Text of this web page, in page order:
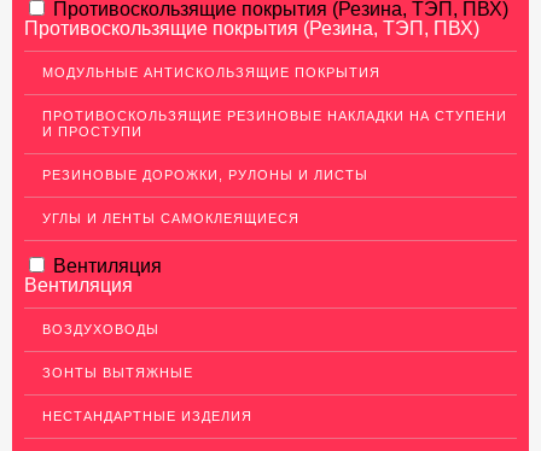
АЛЮМИНИЕВЫЙ ПРОКАТ
НЕРЖАВЕЮЩАЯ СТАЛЬ
МЕДНЫЙ ПРОКАТ
Медный лист (листовая медь)
Медная панель
Медный (круг) пруток
Шины медные
Крепеж из меди
Медные трубы
Противоскользящие покрытия (Резина, ТЭП, ПВХ)
Противоскользящие покрытия (Резина, ТЭП, ПВХ)
МОДУЛЬНЫЕ АНТИСКОЛЬЗЯЩИЕ ПОКРЫТИЯ
ПРОТИВОСКОЛЬЗЯЩИЕ РЕЗИНОВЫЕ НАКЛАДКИ НА СТУПЕНИ
И ПРОСТУПИ
РЕЗИНОВЫЕ ДОРОЖКИ, РУЛОНЫ И ЛИСТЫ
УГЛЫ И ЛЕНТЫ САМОКЛЕЯЩИЕСЯ
Вентиляция
Вентиляция
ВОЗДУХОВОДЫ
ЗОНТЫ ВЫТЯЖНЫЕ
НЕСТАНДАРТНЫЕ ИЗДЕЛИЯ